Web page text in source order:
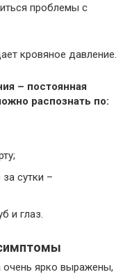
проблемы с
кровяное давление.
– постоянная
распознать по:
сутки –
и глаз.
очень ярко выражены,